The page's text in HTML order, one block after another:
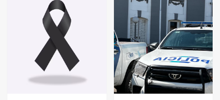
Accidente en Ruta 5: falleció un
joven de Trenque Lauquen
Los precios de los combustibles en
La Pampa, desde YPF hasta Axion
entre 857 a 1338 pesos